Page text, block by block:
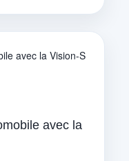
avec la